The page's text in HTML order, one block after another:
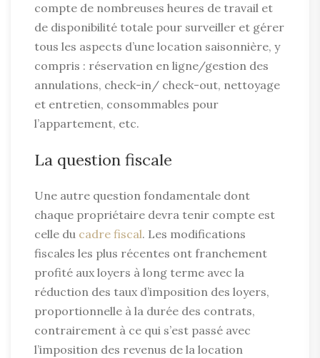
compte de nombreuses heures de travail et
de disponibilité totale pour surveiller et gérer
tous les aspects d’une location saisonnière, y
compris : réservation en ligne/gestion des
annulations, check-in/ check-out, nettoyage
et entretien, consommables pour
l’appartement, etc.
La question fiscale
Une autre question fondamentale dont
chaque propriétaire devra tenir compte est
celle du cadre fiscal. Les modifications
fiscales les plus récentes ont franchement
profité aux loyers à long terme avec la
réduction des taux d’imposition des loyers,
proportionnelle à la durée des contrats,
contrairement à ce qui s’est passé avec
l’imposition des revenus de la location